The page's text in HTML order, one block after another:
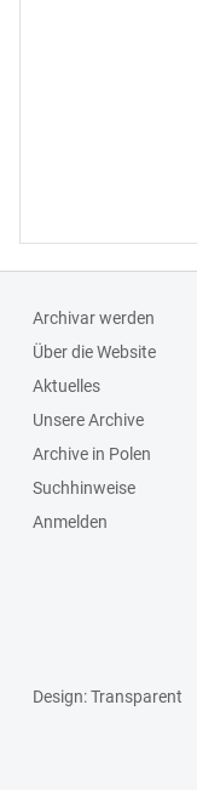
Archivar werden
Über die Website
Aktuelles
Unsere Archive
Archive in Polen
Suchhinweise
Anmelden
Design: Transparent